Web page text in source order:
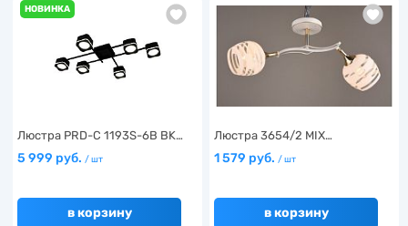
НОВИНКА
Люстра PRD-C 1193S-6B BK…
5 999 руб. / шт
в корзину
Люстра 3654/2 MIX…
1 579 руб. / шт
в корзину